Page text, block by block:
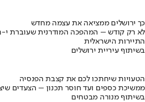
כך ירושלים ממציאה את עצמה מחדש
לא רק קודש – המהפכה המודרנית שעוברת
התיירות הישראלית
בשיתוף עיריית ירושלים
הטעויות שיחתכו לכם את קצבת הפנסיה
ממשיכת כספים ועד חוסר תכנון – הצעדים
בשיתוף מנורה מבטחים